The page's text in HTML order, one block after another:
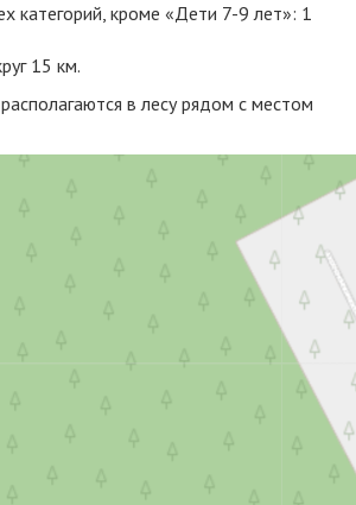
категорий, кроме «Дети 7-9 лет»: 1
15 км.
в лесу рядом с местом